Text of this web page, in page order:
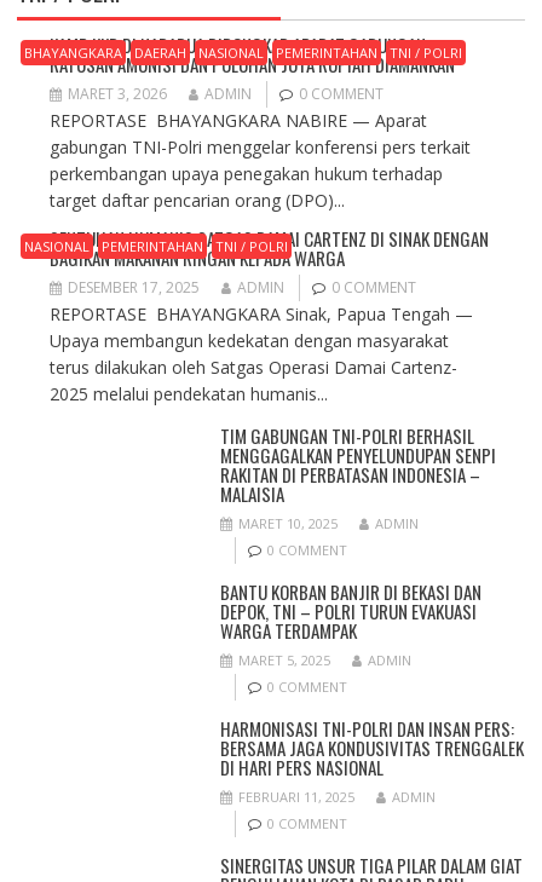
BHAYANGKARA DAERAH NASIONAL PEMERINTAHAN TNI / POLRI
KAMP KKB DI NABARUA DIBONGKAR APARAT GABUNGAN,
RATUSAN AMUNISI DAN PULUHAN JUTA RUPIAH DIAMANKAN
MARET 3, 2026 ADMIN 0 COMMENT
REPORTASE BHAYANGKARA NABIRE — Aparat
gabungan TNI-Polri menggelar konferensi pers terkait
perkembangan upaya penegakan hukum terhadap
target daftar pencarian orang (DPO)...
NASIONAL PEMERINTAHAN TNI / POLRI
SENTUHAN HUMANIS SATGAS DAMAI CARTENZ DI SINAK DENGAN
BAGIKAN MAKANAN RINGAN KEPADA WARGA
DESEMBER 17, 2025 ADMIN 0 COMMENT
REPORTASE BHAYANGKARA Sinak, Papua Tengah —
Upaya membangun kedekatan dengan masyarakat
terus dilakukan oleh Satgas Operasi Damai Cartenz-
2025 melalui pendekatan humanis...
TIM GABUNGAN TNI-POLRI BERHASIL
MENGGAGALKAN PENYELUNDUPAN SENPI
RAKITAN DI PERBATASAN INDONESIA –
MALAISIA
MARET 10, 2025
ADMIN
0 COMMENT
BANTU KORBAN BANJIR DI BEKASI DAN
DEPOK, TNI – POLRI TURUN EVAKUASI
WARGA TERDAMPAK
MARET 5, 2025
ADMIN
0 COMMENT
HARMONISASI TNI-POLRI DAN INSAN PERS:
BERSAMA JAGA KONDUSIVITAS TRENGGALEK
DI HARI PERS NASIONAL
FEBRUARI 11, 2025
ADMIN
0 COMMENT
SINERGITAS UNSUR TIGA PILAR DALAM GIAT